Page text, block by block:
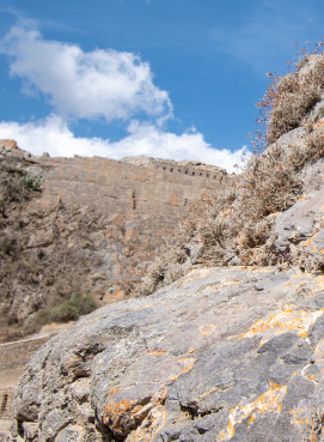
и вся Священная долина инков,
осадков и умеренным уровнем
на склонах представлена
Единственный вид деревьев,
в нижний пояс Перуанских Анд для
of plants & lichens(70)